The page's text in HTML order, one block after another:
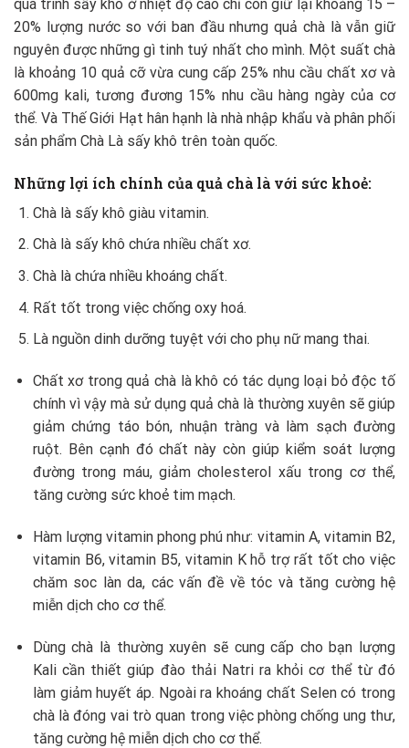
quá trình sấy khô ở nhiệt độ cao chỉ còn giữ lại khoảng 15 –
20% lượng nước so với ban đầu nhưng quả chà là vẫn giữ
nguyên được những gì tinh tuý nhất cho mình. Một suất chà
là khoảng 10 quả cỡ vừa cung cấp 25% nhu cầu chất xơ và
600mg kali, tương đương 15% nhu cầu hàng ngày của cơ
thể. Và Thế Giới Hạt hân hạnh là nhà nhập khẩu và phân phối
sản phẩm Chà Là sấy khô trên toàn quốc.
Những lợi ích chính của quả chà là với sức khoẻ:
Chà là sấy khô giàu vitamin.
Chà là sấy khô chứa nhiều chất xơ.
Chà là chứa nhiều khoáng chất.
Rất tốt trong việc chống oxy hoá.
Là nguồn dinh dưỡng tuyệt với cho phụ nữ mang thai.
Chất xơ trong quả chà là khô có tác dụng loại bỏ độc tố
chính vì vậy mà sử dụng quả chà là thường xuyên sẽ giúp
giảm chứng táo bón, nhuận tràng và làm sạch đường
ruột. Bên cạnh đó chất này còn giúp kiểm soát lượng
đường trong máu, giảm cholesterol xấu trong cơ thể,
tăng cường sức khoẻ tim mạch.
Hàm lượng vitamin phong phú như: vitamin A, vitamin B2,
vitamin B6, vitamin B5, vitamin K hỗ trợ rất tốt cho việc
chăm soc làn da, các vấn đề về tóc và tăng cường hệ
miễn dịch cho cơ thể.
Dùng chà là thường xuyên sẽ cung cấp cho bạn lượng
Kali cần thiết giúp đào thải Natri ra khỏi cơ thể từ đó
làm giảm huyết áp. Ngoài ra khoáng chất Selen có trong
chà là đóng vai trò quan trong việc phòng chống ung thư,
tăng cường hệ miễn dịch cho cơ thể.